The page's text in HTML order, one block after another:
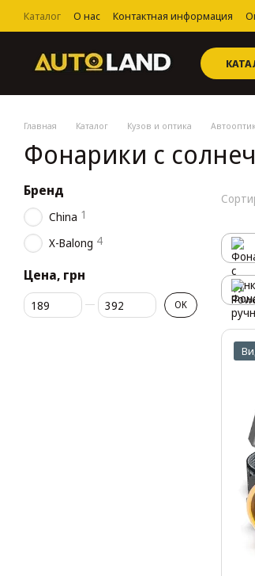
Перейти к основному контенту
Каталог О нас Контактная информация
Пользовательское соглашение
Главная Каталог Кузов и оптика
Фонарики с
Бренд
China 1
X-Balong 4
Цена, грн
От Цена, грн
До Цена, грн OK